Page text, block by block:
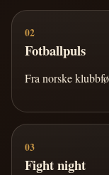
02
Fotballpuls
Fra norske
03
Fight night